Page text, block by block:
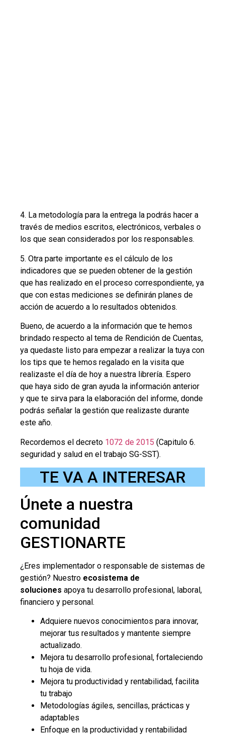
4. La metodología para la entrega la podrás hacer a
través de medios escritos, electrónicos, verbales o
los que sean considerados por los responsables.
5. Otra parte importante es el cálculo de los
indicadores que se pueden obtener de la gestión
que has realizado en el proceso correspondiente, ya
que con estas mediciones se definirán planes de
acción de acuerdo a lo resultados obtenidos.
Bueno, de acuerdo a la información que te hemos
brindado respecto al tema de Rendición de Cuentas,
ya quedaste listo para empezar a realizar la tuya con
los tips que te hemos regalado en la visita que
realizaste el día de hoy a nuestra librería. Espero
que haya sido de gran ayuda la información anterior
y que te sirva para la elaboración del informe, donde
podrás señalar la gestión que realizaste durante
este año.
Recordemos el decreto 1072 de 2015 (Capitulo 6.
seguridad y salud en el trabajo SG-SST).
TE VA A INTERESAR
Únete a nuestra
comunidad
GESTIONARTE
¿Eres implementador o responsable de sistemas de
gestión? Nuestro ecosistema de
soluciones apoya tu desarrollo profesional, laboral,
financiero y personal.
Adquiere nuevos conocimientos para innovar,
mejorar tus resultados y mantente siempre
actualizado.
Mejora tu desarrollo profesional, fortaleciendo
tu hoja de vida.
Mejora tu productividad y rentabilidad, facilita
tu trabajo
Metodologías ágiles, sencillas, prácticas y
adaptables
Enfoque en la productividad y rentabilidad